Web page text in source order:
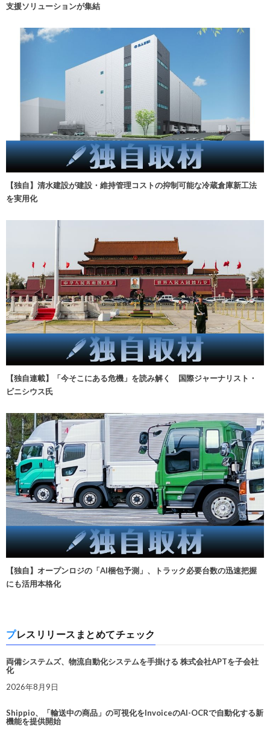
支援ソリューションが集結
【独自】清水建設が建設・維持管理コストの抑制可能な冷蔵倉庫新工法
を実用化
【独自連載】「今そこにある危機」を読み解く 国際ジャーナリスト・
ビニシウス氏
【独自】オープンロジの「AI梱包予測」、トラック必要台数の迅速把握
にも活用本格化
プレスリリースまとめてチェック
両備システムズ、物流自動化システムを手掛ける 株式会社APTを子会社
化
2026年8月9日
Shippio、「輸送中の商品」の可視化をInvoiceのAI-OCRで自動化する新
機能を提供開始